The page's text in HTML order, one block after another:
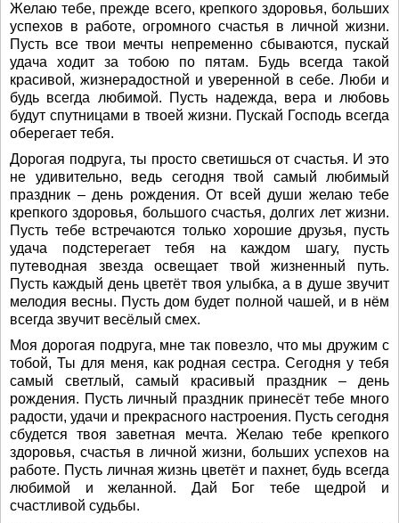
Желаю тебе, прежде всего, крепкого здоровья, больших
успехов в работе, огромного счастья в личной жизни.
Пусть все твои мечты непременно сбываются, пускай
удача ходит за тобою по пятам. Будь всегда такой
красивой, жизнерадостной и уверенной в себе. Люби и
будь всегда любимой. Пусть надежда, вера и любовь
будут спутницами в твоей жизни. Пускай Господь всегда
оберегает тебя.
Дорогая подруга, ты просто светишься от счастья. И это
не удивительно, ведь сегодня твой самый любимый
праздник – день рождения. От всей души желаю тебе
крепкого здоровья, большого счастья, долгих лет жизни.
Пусть тебе встречаются только хорошие друзья, пусть
удача подстерегает тебя на каждом шагу, пусть
путеводная звезда освещает твой жизненный путь.
Пусть каждый день цветёт твоя улыбка, а в душе звучит
мелодия весны. Пусть дом будет полной чашей, и в нём
всегда звучит весёлый смех.
Моя дорогая подруга, мне так повезло, что мы дружим с
тобой, Ты для меня, как родная сестра. Сегодня у тебя
самый светлый, самый красивый праздник – день
рождения. Пусть личный праздник принесёт тебе много
радости, удачи и прекрасного настроения. Пусть сегодня
сбудется твоя заветная мечта. Желаю тебе крепкого
здоровья, счастья в личной жизни, больших успехов на
работе. Пусть личная жизнь цветёт и пахнет, будь всегда
любимой и желанной. Дай Бог тебе щедрой и
счастливой судьбы.